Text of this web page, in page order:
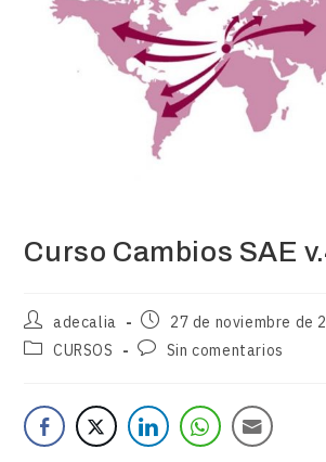
Curso Cambios SAE
adecalia
27 de noviembre de
CURSOS
Sin comentarios